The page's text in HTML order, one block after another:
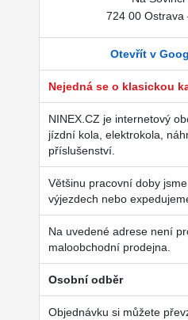
724 00 Ostrava
Otevřít v
Nejedná se o klasickou
NINEX.CZ je internetový
jízdní kola, elektrokola,
příslušenství.
Většinu pracovní doby
výjezdech nebo
Na uvedené adrese není
maloobchodní prodejna.
Osobní odběr
Objednávku si můžete